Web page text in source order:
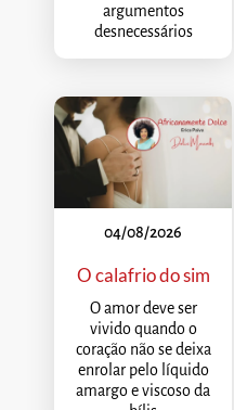
argumentos
desnecessários
04/08/2026
O calafrio do sim
O amor deve ser
vivido quando o
coração não se deixa
enrolar pelo líquido
amargo e viscoso da